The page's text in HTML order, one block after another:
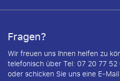
Fragen?
Wir freuen uns Ihnen helfen zu
telefonisch über Tel: 07 20 77
oder schicken Sie uns eine E-